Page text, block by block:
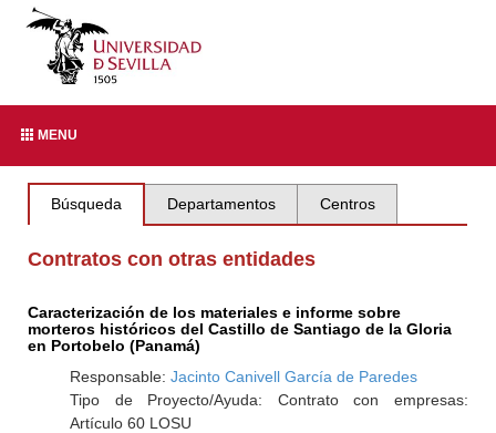
MENU
Búsqueda Departamentos Centros
Contratos con otras entidades
Caracterización de los materiales e informe sobre
morteros históricos del Castillo de Santiago de la Gloria
en Portobelo (Panamá)
Responsable: Jacinto Canivell García de Paredes
Tipo de Proyecto/Ayuda: Contrato con empresas:
Artículo 60 LOSU